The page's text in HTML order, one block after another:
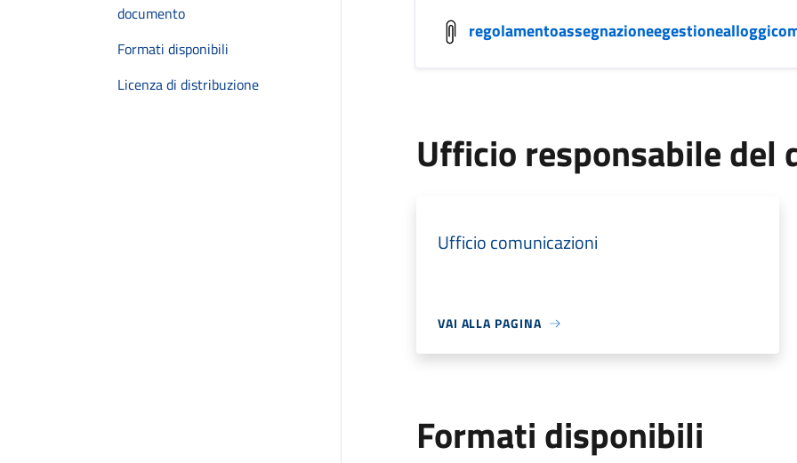
documento
Formati disponibili
Licenza di distribuzione
Ufficio responsabile del
Ufficio comunicazioni
VAI ALLA PAGINA
Formati disponibili